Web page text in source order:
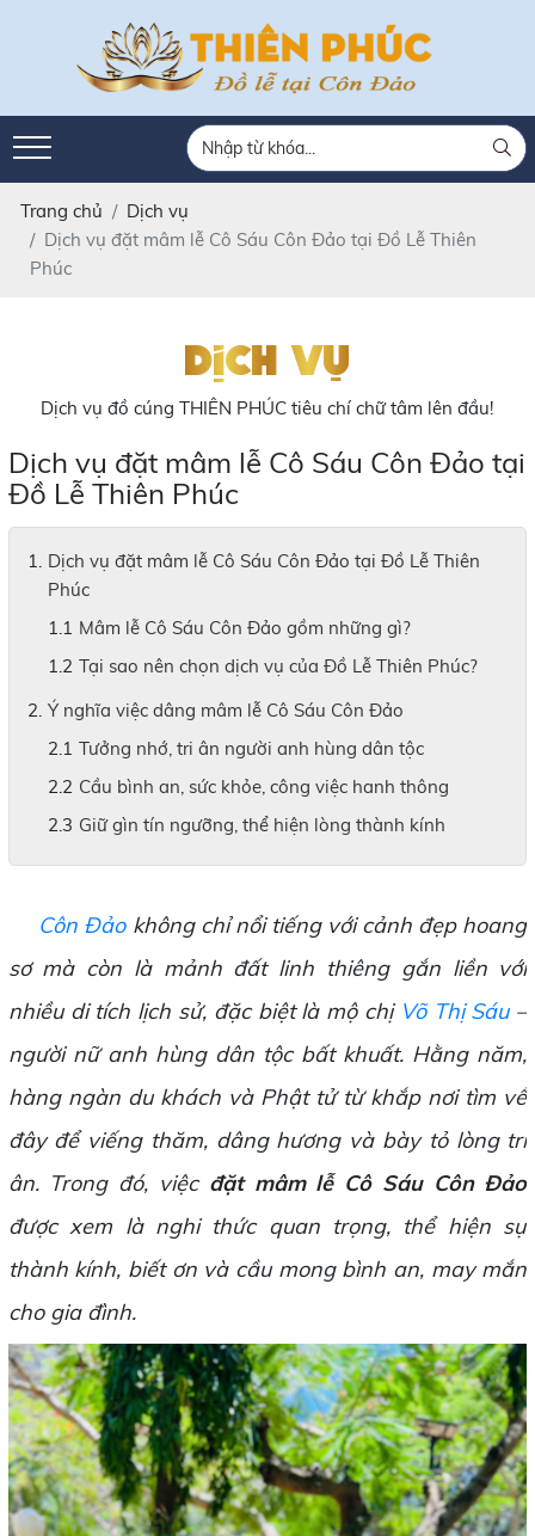
Trang chủ
Dịch vụ
Dịch vụ đặt mâm lễ Cô Sáu Côn Đảo tại Đồ Lễ Thiên
Phúc
Dịch vụ
Dịch vụ đồ cúng THIÊN PHÚC tiêu chí chữ tâm lên đầu!
Dịch vụ đặt mâm lễ Cô Sáu Côn Đảo tại
Đồ Lễ Thiên Phúc
Dịch vụ đặt mâm lễ Cô Sáu Côn Đảo tại Đồ Lễ Thiên
Phúc
Mâm lễ Cô Sáu Côn Đảo gồm những gì?
Tại sao nên chọn dịch vụ của Đồ Lễ Thiên Phúc?
Ý nghĩa việc dâng mâm lễ Cô Sáu Côn Đảo
Tưởng nhớ, tri ân người anh hùng dân tộc
Cầu bình an, sức khỏe, công việc hanh thông
Giữ gìn tín ngưỡng, thể hiện lòng thành kính
Côn Đảokhông chỉ nổi tiếng với cảnh đẹp hoang
sơ mà còn là mảnh đất linh thiêng gắn liền với
nhiều di tích lịch sử, đặc biệt là mộ chị Võ Thị Sáu–
người nữ anh hùng dân tộc bất khuất. Hằng năm,
hàng ngàn du khách và Phật tử từ khắp nơi tìm về
đây để viếng thăm, dâng hương và bày tỏ lòng tri
ân. Trong đó, việc đặt mâm lễ Cô Sáu Côn Đảo
được xem là nghi thức quan trọng, thể hiện sự
thành kính, biết ơn và cầu mong bình an, may mắn
cho gia đình.